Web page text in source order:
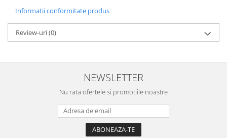
Informatii conformitate produs
Review-uri(0)
NEWSLETTER
Nu rata ofertele si promotiile noastre